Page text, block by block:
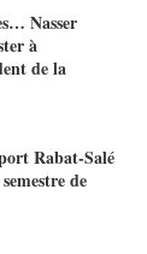
Nasser
à
de la
Rabat-Salé
de